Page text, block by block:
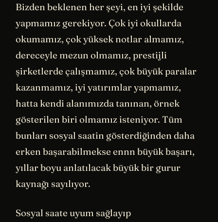
Bizden beklenen her şeyi, en iyi şekilde
yapmamız gerekiyor. Çok iyi okullarda
okumamız, çok yüksek notlar almamız,
dereceyle mezun olmamız, prestijli
şirketlerde çalışmamız, çok büyük paralar
kazanmamız, iyi yatırımlar yapmamız,
hatta kendi alanımızda tanınan, örnek
gösterilen biri olmamız isteniyor. Tüm
bunları sosyal saatin gösterdiğinden daha
erken başarabilmekse ennn büyük başarı,
yıllar boyu anlatılacak büyük bir gurur
kaynağı sayılıyor.
Sosyal saate uyum sağlayıp